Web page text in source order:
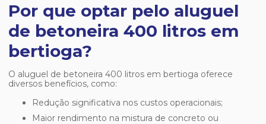
Por que optar pelo aluguel
de betoneira 400 litros em
bertioga?
O aluguel de betoneira 400 litros em bertioga oferece
diversos benefícios, como:
Redução significativa nos custos operacionais;
Maior rendimento na mistura de concreto ou